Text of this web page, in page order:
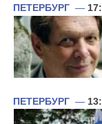
ПЕТЕРБУРГ —
ПЕТЕРБУРГ —